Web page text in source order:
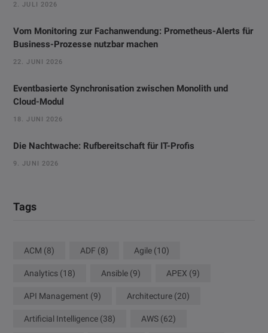
2. JULI 2026
Vom Monitoring zur Fachanwendung: Prometheus-Alerts für
Business-Prozesse nutzbar machen
22. JUNI 2026
Eventbasierte Synchronisation zwischen Monolith und
Cloud-Modul
18. JUNI 2026
Die Nachtwache: Rufbereitschaft für IT-Profis
9. JUNI 2026
Tags
ACM (8) ADF (8) Agile (10)
Analytics (18) Ansible (9) APEX (9)
API Management (9) Architecture (20)
Artificial Intelligence (38) AWS (62)